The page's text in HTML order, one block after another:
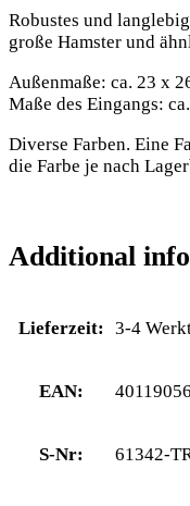
Robustes und
große Hamster und
Außenmaße: ca. 23 x
Maße des Eingangs:
Diverse Farben. Eine
die Farbe je nach
Additional
Lieferzeit: 3-4
EAN:
S-Nr: 61342-